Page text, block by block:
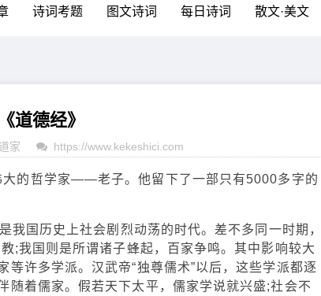
诗词考题 图文诗词 每日诗词 散文·美文
道德经》
家 https://www.kekeshici.com
的哲学家——老子。他留下了一部只有5000多字的
国历史上社会剧烈动荡的时代。差不多同一时期，
;我国则是所谓诸子蜂起，百家争鸣。其中影响较大
许多学派。汉武帝“独尊儒术”以后，这些学派都逐
随着儒家。假若天下太平，儒家学说就兴盛;社会不